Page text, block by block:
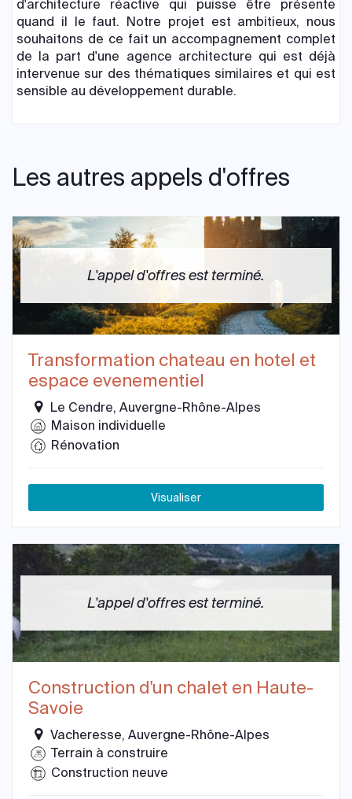
d'architecture réactive qui puisse être présente
quand il le faut. Notre projet est ambitieux, nous
souhaitons de ce fait un accompagnement complet
de la part d'une agence architecture qui est déjà
intervenue sur des thématiques similaires et qui est
sensible au développement durable.
Les autres appels d'offres
L'appel d'offres est terminé.
Transformation chateau en hotel et
espace evenementiel
Le Cendre, Auvergne-Rhône-Alpes
Maison individuelle
Rénovation
Visualiser
L'appel d'offres est terminé.
Construction d'un chalet en Haute-
Savoie
Vacheresse, Auvergne-Rhône-Alpes
Terrain à construire
Construction neuve